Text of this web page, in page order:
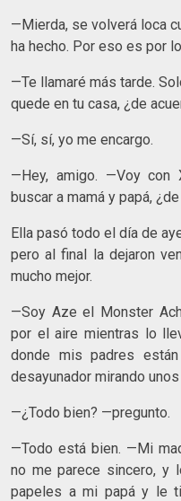
—Mierda, se volverá loca
ha hecho. Por eso es por
—Te llamaré más tarde.
quede en tu casa, ¿de
—Sí, sí, yo me encargo.
—Hey, amigo. —Voy con
buscar a mamá y papá,
Ella pasó todo el día de
pero al final la dejaron
mucho mejor.
—Soy Aze el Monster
por el aire mientras lo
donde mis padres
desayunador mirando
—¿Todo bien? —pregunto.
—Todo está bien. —Mi
no me parece sincero, y
papeles a mi papá y le